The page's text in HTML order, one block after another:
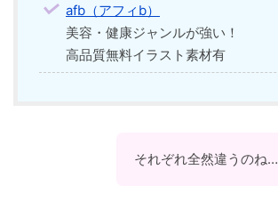
afb（アフィb）
美容・健康ジャンルが強い！
高品質無料イラスト素材有
それぞれ全然違うのね…